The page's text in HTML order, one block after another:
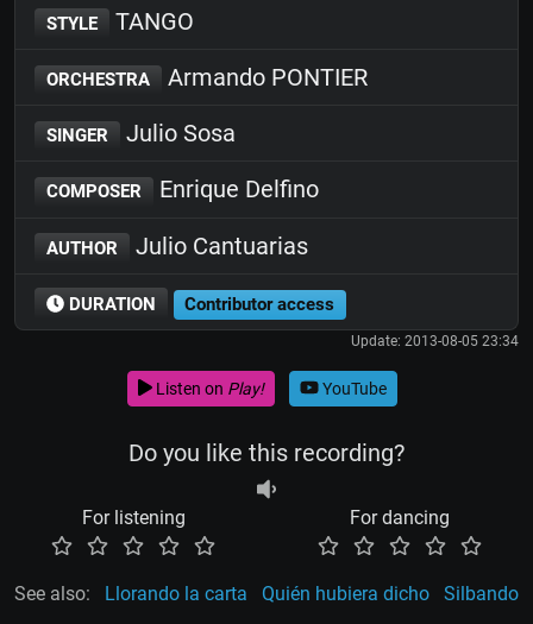
STYLE TANGO
ORCHESTRA Armando PONTIER
SINGER Julio Sosa
COMPOSER Enrique Delfino
AUTHOR Julio Cantuarias
DURATION Contributor access
Update: 2013-08-05 23:34
Listen on Play! YouTube
Do you like this recording?
For listening For dancing
See also: Llorando la carta Quién hubiera dicho Silbando